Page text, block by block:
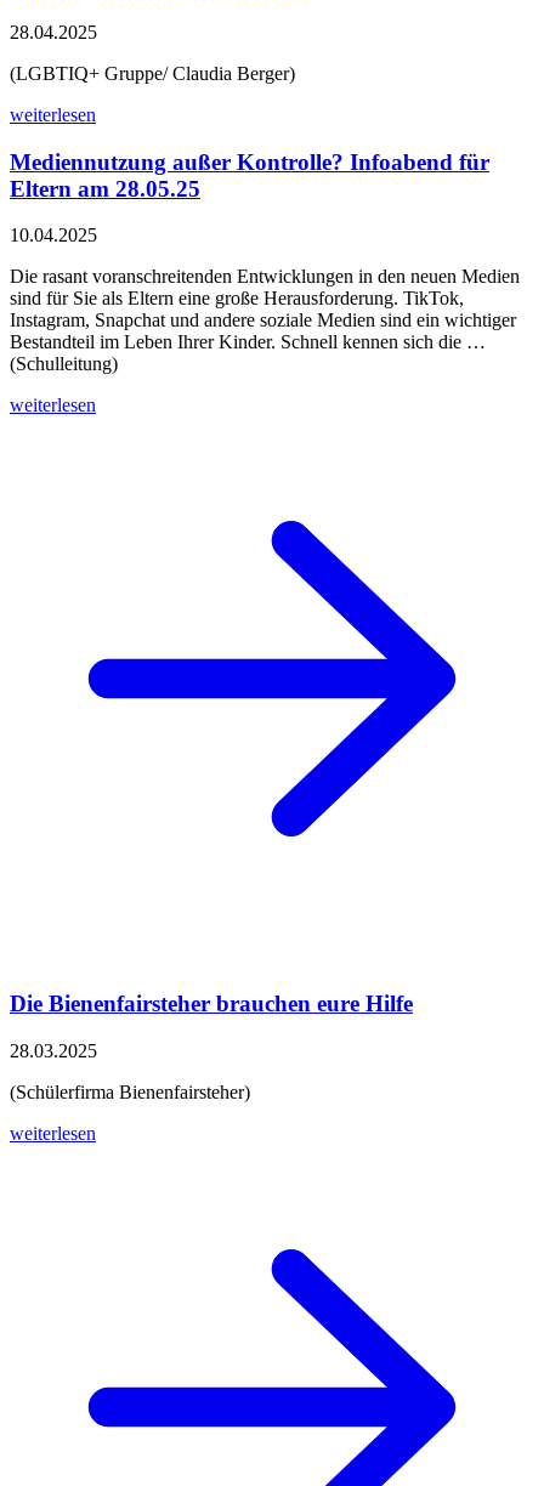
28.04.2025
(LGBTIQ+ Gruppe/ Claudia Berger)
weiterlesen
Mediennutzung außer Kontrolle? Infoabend für
Eltern am 28.05.25
10.04.2025
Die rasant voranschreitenden Entwicklungen in den neuen Medien
sind für Sie als Eltern eine große Herausforderung. TikTok,
Instagram, Snapchat und andere soziale Medien sind ein wichtiger
Bestandteil im Leben Ihrer Kinder. Schnell kennen sich die …
(Schulleitung)
weiterlesen
Die Bienenfairsteher brauchen eure Hilfe
28.03.2025
(Schülerfirma Bienenfairsteher)
weiterlesen